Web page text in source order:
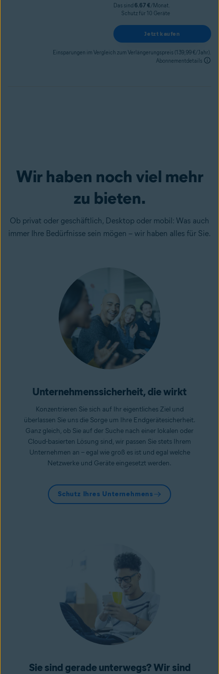
Das sind 6.67 €/Monat.
Schutz für 10 Geräte
Jetzt kaufen
Einsparungen im Vergleich zum Verlängerungspreis (139,99 €/Jahr).
Abonnementdetails
Wir haben noch viel mehr
zu bieten.
Ob privat oder geschäftlich, Desktop oder mobil: Was auch
immer Ihre Bedürfnisse sein mögen – wir haben alles für Sie.
Unternehmenssicherheit, die wirkt
Konzentrieren Sie sich auf Ihr eigentliches Ziel und
überlassen Sie uns die Sorge um Ihre Endgerätesicherheit.
Ganz gleich, ob Sie auf der Suche nach einer lokalen oder
Cloud-basierten Lösung sind, wir passen Sie stets Ihrem
Unternehmen an – egal wie groß es ist und egal welche
Netzwerke und Geräte eingesetzt werden.
Schutz Ihres Unternehmens
Sie sind gerade unterwegs? Wir sind